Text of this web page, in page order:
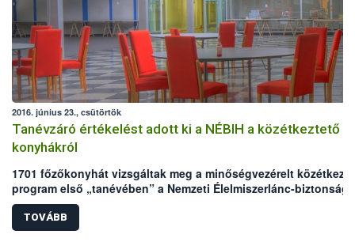
2016. június 23., csütörtök
Tanévzáró értékelést adott ki a NÉBIH a közétkeztető
konyhákról
1701 főzőkonyhát vizsgáltak meg a minőségvezérelt
program első „tanévében” a Nemzeti Élelmiszerlánc-biztonsági
Hivatal (NÉBIH) szakmai auditorai. A meglepetésszerű helyszíni
szemléken a konyhák több mint 7%-a ért el jeles eredményt,
ugyanakkor 6%-uk elégtelenre vizsgázott. A gyengébb
TOVÁBB